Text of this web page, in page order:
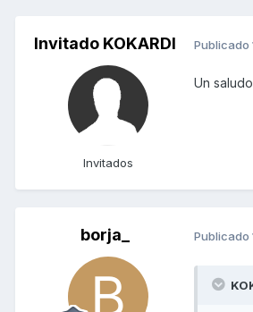
Invitado KOKARDI
Invitados
Publicado
Un
borja_ Publicado